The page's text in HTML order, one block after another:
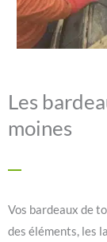
Les
moines
Vos bardeaux de
des éléments, les